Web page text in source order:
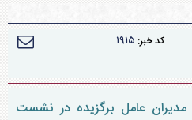
کد خبر: ۱۹۱۵
مدیران عامل برگزیده در نشست